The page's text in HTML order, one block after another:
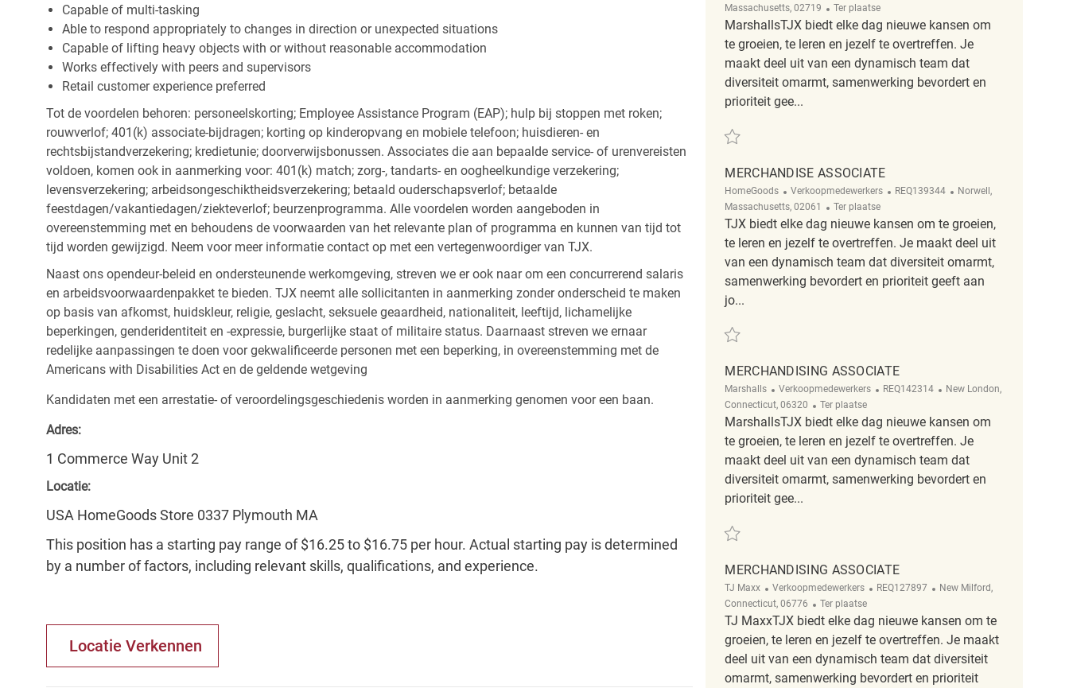
Capable of multi-tasking
Able to respond appropriately to changes in direction or unexpected situations
Capable of lifting heavy objects with or without reasonable accommodation
Works effectively with peers and supervisors
Retail customer experience preferred
Tot de voordelen behoren: personeelskorting; Employee Assistance Program (EAP); hulp bij stoppen met roken;
rouwverlof; 401(k) associate-bijdragen; korting op kinderopvang en mobiele telefoon; huisdieren- en
rechtsbijstandverzekering; kredietunie; doorverwijsbonussen. Associates die aan bepaalde service- of urenvereisten
voldoen, komen ook in aanmerking voor: 401(k) match; zorg-, tandarts- en oogheelkundige verzekering;
levensverzekering; arbeidsongeschiktheidsverzekering; betaald ouderschapsverlof; betaalde
feestdagen/vakantiedagen/ziekteverlof; beurzenprogramma. Alle voordelen worden aangeboden in
overeenstemming met en behoudens de voorwaarden van het relevante plan of programma en kunnen van tijd tot
tijd worden gewijzigd. Neem voor meer informatie contact op met een vertegenwoordiger van TJX.
Naast ons opendeur-beleid en ondersteunende werkomgeving, streven we er ook naar om een concurrerend salaris
en arbeidsvoorwaardenpakket te bieden. TJX neemt alle sollicitanten in aanmerking zonder onderscheid te maken
op basis van afkomst, huidskleur, religie, geslacht, seksuele geaardheid, nationaliteit, leeftijd, lichamelijke
beperkingen, genderidentiteit en -expressie, burgerlijke staat of militaire status. Daarnaast streven we ernaar
redelijke aanpassingen te doen voor gekwalificeerde personen met een beperking, in overeenstemming met de
Americans with Disabilities Act en de geldende wetgeving
Kandidaten met een arrestatie- of veroordelingsgeschiedenis worden in aanmerking genomen voor een baan.
Adres:
1 Commerce Way Unit 2
Locatie:
USA HomeGoods Store 0337 Plymouth MA
This position has a starting pay range of $16.25 to $16.75 per hour. Actual starting pay is determined
by a number of factors, including relevant skills, qualifications, and experience.
Locatie Verkennen
Massachusetts, 02719
Afgelegen
Ter plaatse
MarshallsTJX biedt elke dag nieuwe kansen om
te groeien, te leren en jezelf te overtreffen. Je
maakt deel uit van een dynamisch team dat
diversiteit omarmt, samenwerking bevordert en
prioriteit gee...
MERCHANDISE ASSOCIATE
HomeGoods Categorie
Verkoopmedewerkers ReqId
REQ139344 Plaats
Norwell,
Massachusetts, 02061
Afgelegen
Ter plaatse
TJX biedt elke dag nieuwe kansen om te groeien,
te leren en jezelf te overtreffen. Je maakt deel uit
van een dynamisch team dat diversiteit omarmt,
samenwerking bevordert en prioriteit geeft aan
jo...
Redden Merchandise Associate REQ139344
MERCHANDISING ASSOCIATE
Marshalls Categorie
Verkoopmedewerkers ReqId
REQ142314 Plaats
New London,
Connecticut, 06320
Afgelegen
Ter plaatse
MarshallsTJX biedt elke dag nieuwe kansen om
te groeien, te leren en jezelf te overtreffen. Je
maakt deel uit van een dynamisch team dat
diversiteit omarmt, samenwerking bevordert en
prioriteit gee...
Redden Merchandising Associate REQ142314
MERCHANDISING ASSOCIATE
TJ Maxx Categorie
Verkoopmedewerkers ReqId
REQ127897 Plaats
New Milford,
Connecticut, 06776
Afgelegen
Ter plaatse
TJ MaxxTJX biedt elke dag nieuwe kansen om te
groeien, te leren en jezelf te overtreffen. Je maakt
deel uit van een dynamisch team dat diversiteit
omarmt, samenwerking bevordert en prioriteit